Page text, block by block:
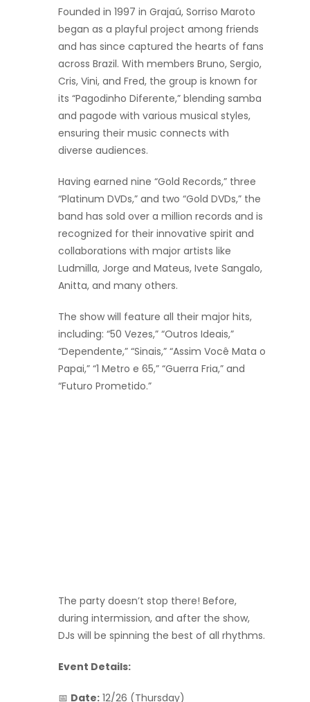
Founded in 1997 in Grajaú, Sorriso Maroto
began as a playful project among friends
and has since captured the hearts of fans
across Brazil. With members Bruno, Sergio,
Cris, Vini, and Fred, the group is known for
its “Pagodinho Diferente,” blending samba
and pagode with various musical styles,
ensuring their music connects with
diverse audiences.
Having earned nine “Gold Records,” three
“Platinum DVDs,” and two “Gold DVDs,” the
band has sold over a million records and is
recognized for their innovative spirit and
collaborations with major artists like
Ludmilla, Jorge and Mateus, Ivete Sangalo,
Anitta, and many others.
The show will feature all their major hits,
including: “50 Vezes,” “Outros Ideais,”
“Dependente,” “Sinais,” “Assim Você Mata o
Papai,” “1 Metro e 65,” “Guerra Fria,” and
“Futuro Prometido.”
The party doesn’t stop there! Before,
during intermission, and after the show,
DJs will be spinning the best of all rhythms.
Event Details:
📅 Date: 12/26 (Thursday)